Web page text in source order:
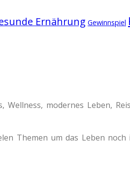
Ernährung Gewinnspiel
modernes Leben,
Themen um das Leben